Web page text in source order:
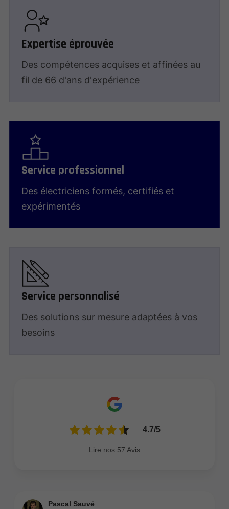
Expertise éprouvée
Des compétences acquises et affinées au
fil de 66 d'ans d'expérience
Service professionnel
Des électriciens formés, certifiés et
expérimentés
Service personnalisé
Des solutions sur mesure adaptées à vos
besoins